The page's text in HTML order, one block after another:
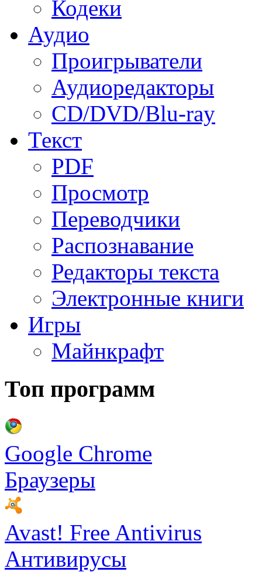
Кодеки
Аудио
Проигрыватели
Аудиоредакторы
CD/DVD/Blu-ray
Текст
PDF
Просмотр
Переводчики
Распознавание
Редакторы текста
Электронные книги
Игры
Майнкрафт
Топ программ
Google Chrome
Браузеры
Avast! Free Antivirus
Антивирусы